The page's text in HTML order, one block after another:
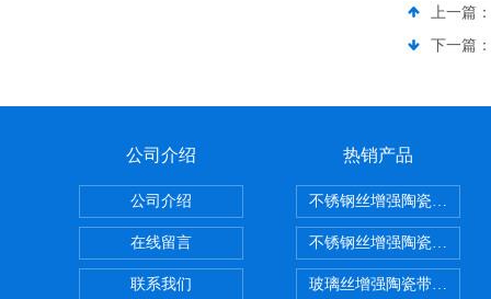
上一篇：
下一篇：
公司介绍
公司介绍
在线留言
联系我们
热销产品
不锈钢丝增强陶瓷纤维布
不锈钢丝增强陶瓷纤维布
玻璃丝增强陶瓷带，硅酸